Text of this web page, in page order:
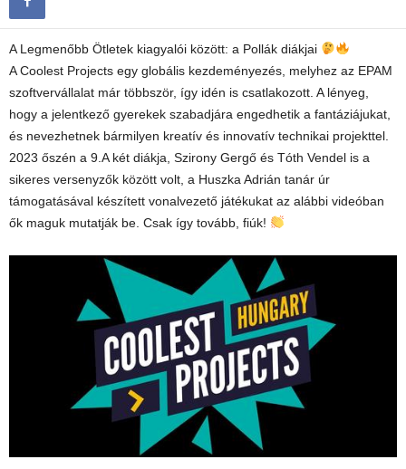
A Legmenőbb Ötletek kiagyalói között: a Pollák diákjai
A Coolest Projects egy globális kezdeményezés, melyhez az EPAM
szoftvervállalat már többször, így idén is csatlakozott. A lényeg,
hogy a jelentkező gyerekek szabadjára engedhetik a fantáziájukat,
és nevezhetnek bármilyen kreatív és innovatív technikai projekttel.
2023 őszén a 9.A két diákja, Szirony Gergő és Tóth Vendel is a
sikeres versenyzők között volt, a Huszka Adrián tanár úr
támogatásával készített vonalvezető játékukat az alábbi videóban
ők maguk mutatják be. Csak így tovább, fiúk!